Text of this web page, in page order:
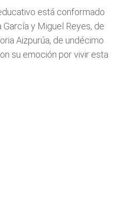
está conformado
García y Miguel Reyes, de
Aizpurúa, de undécimo
su emoción por vivir esta